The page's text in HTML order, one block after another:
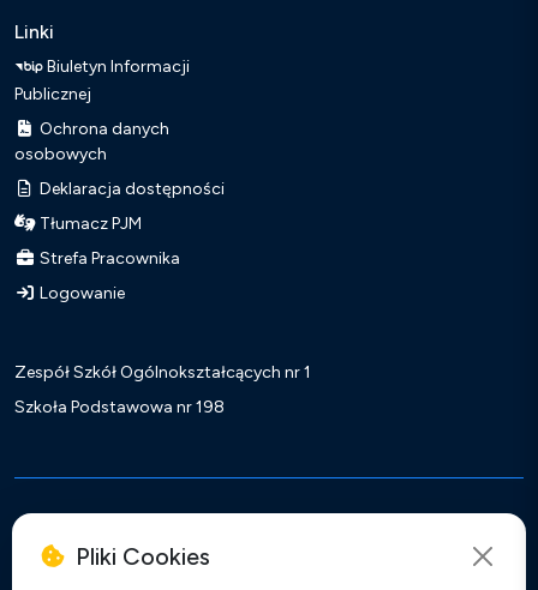
Linki
Biuletyn Informacji
Publicznej
Ochrona danych
osobowych
Deklaracja dostępności
Tłumacz PJM
Strefa Pracownika
Logowanie
Zespół Szkół Ogólnokształcących nr 1
Szkoła Podstawowa nr 198
Copyright ©2026 XXXII Liceum Ogólnokształcące
Realizacja:
Pliki Cookies